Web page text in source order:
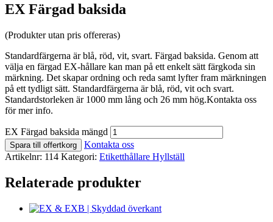
EX Färgad baksida
(Produkter utan pris offereras)
Standardfärgerna är blå, röd, vit, svart. Färgad baksida. Genom att
välja en färgad EX-hållare kan man på ett enkelt sätt färgkoda sin
märkning. Det skapar ordning och reda samt lyfter fram märkningen
på ett tydligt sätt. Standardfärgerna är blå, röd, vit och svart.
Standardstorleken är 1000 mm lång och 26 mm hög.Kontakta oss
för mer info.
EX Färgad baksida mängd
Spara till offertkorg
Kontakta oss
Artikelnr: 114 Kategori: Etiketthållare Hyllställ
Relaterade produkter